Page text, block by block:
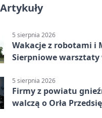
5 sierpnia 2026
Wakacje z robotami i
Sierpniowe warsztaty
5 sierpnia 2026
Firmy z powiatu
walczą o Orła